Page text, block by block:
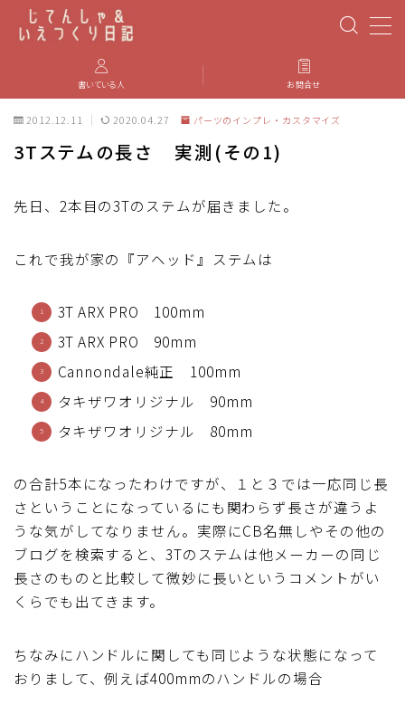
PBP(Paris-Brest-Paris)
カステリ
ブルベ装備
ディスクブレーキ
Di2関連
ブルべレポート2025
ブルべレポート2024
ブルベレポート2022
書いている人 お問合せ
2012.12.11 2020.04.27 パーツのインプレ・カスタマイズ
3Tステムの長さ 実測(その1)
先日、2本目の3Tのステムが届きました。
これで我が家の『アヘッド』ステムは
3T ARX PRO 100mm
3T ARX PRO 90mm
Cannondale純正 100mm
タキザワオリジナル 90mm
タキザワオリジナル 80mm
の合計5本になったわけですが、１と３では一応同じ長
さということになっているにも関わらず長さが違うよ
うな気がしてなりません。実際にCB名無しやその他の
ブログを検索すると、3Tのステムは他メーカーの同じ
長さのものと比較して微妙に長いというコメントがい
くらでも出てきます。
ちなみにハンドルに関しても同じような状態になって
おりまして、例えば400mmのハンドルの場合